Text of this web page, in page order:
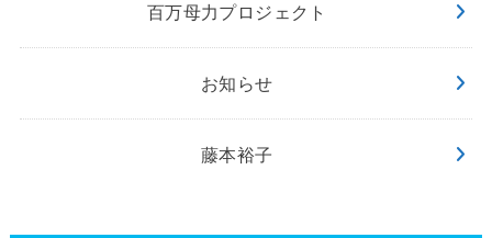
百万母力プロジェクト
お知らせ
藤本裕子